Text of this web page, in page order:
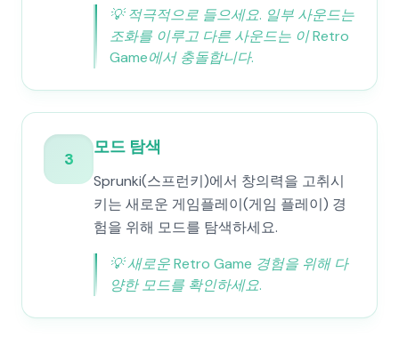
💡적극적으로 들으세요. 일부 사운드는
조화를 이루고 다른 사운드는 이 Retro
Game에서 충돌합니다.
3
모드 탐색
Sprunki(스프런키)에서 창의력을 고취시
키는 새로운 게임플레이(게임 플레이) 경
험을 위해 모드를 탐색하세요.
💡새로운 Retro Game 경험을 위해 다
양한 모드를 확인하세요.